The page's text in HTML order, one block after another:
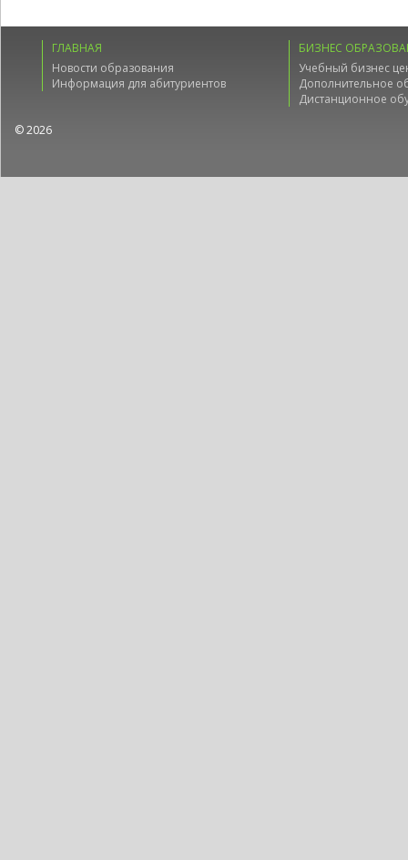
ГЛАВНАЯ
Новости образования
Информация для абитуриентов
БИЗНЕС
Учебный бизнес
Дополнительное
Дистанционное
© 2026